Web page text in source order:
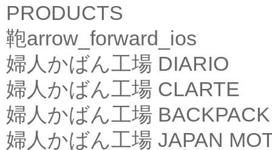
PRODUCTS
鞄arrow_forward_ios
婦人かばん工場 DIARIO
婦人かばん工場 CLARTE
婦人かばん工場 BACKPACK
婦人かばん工場 JAPAN